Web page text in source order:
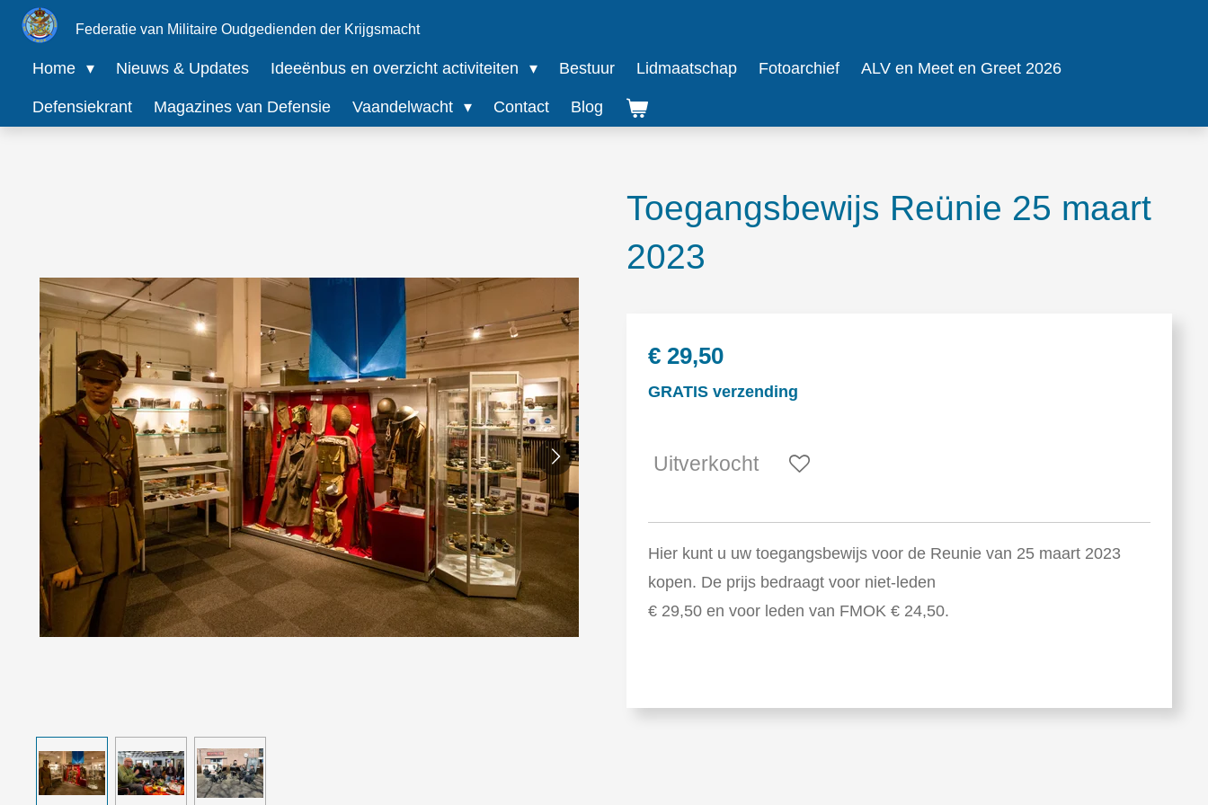
Ga
Federatie van Militaire Oudgedienden der Krijgsmacht
Home Nieuws & Updates Ideeënbus en overzicht activiteiten Bestuur Lidmaatschap Fotoarchief ALV en Meet en Greet 2026
Defensiekrant Magazines van Defensie Vaandelwacht Contact Blog
Toegangsbewijs Reünie 25 maart
2023
€ 29,50
GRATIS verzending
Uitverkocht
Hier kunt u uw toegangsbewijs voor de Reunie van 25 maart 2023
kopen. De prijs bedraagt voor niet-leden
€ 29,50 en voor leden van FMOK € 24,50.